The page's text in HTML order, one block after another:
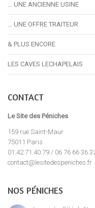
… UNE ANCIENNE USINE
… UNE OFFRE TRAITEUR
& PLUS ENCORE
LES CAVES LECHAPELAIS
CONTACT
Le Site des Péniches
159 rue Saint-Maur
75011 Paris
01.42.71.40.79 / 06 76 66 36
contact@lesitedespeniches.fr
NOS PÉNICHES